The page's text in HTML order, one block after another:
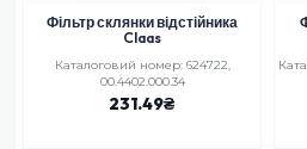
Фільтр склянки відстійника
Claas
Каталоговий номер: 624722,
00.4402.000.34
231.49